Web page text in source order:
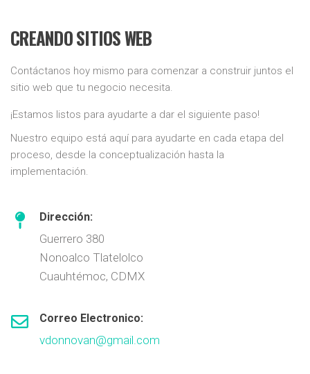
CREANDO SITIOS WEB
Contáctanos hoy mismo para comenzar a construir juntos el
sitio web que tu negocio necesita.
¡Estamos listos para ayudarte a dar el siguiente paso!
Nuestro equipo está aquí para ayudarte en cada etapa del
proceso, desde la conceptualización hasta la
implementación.
Dirección:
Guerrero 380
Nonoalco Tlatelolco
Cuauhtémoc, CDMX
Correo Electronico:
vdonnovan@gmail.com